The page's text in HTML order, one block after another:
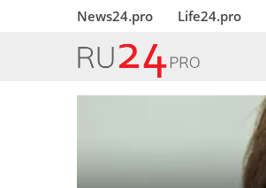
News24.pro Life24.pro